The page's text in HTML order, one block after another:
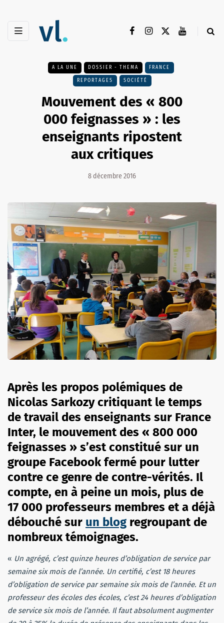
A LA UNE DOSSIER - THEMA FRANCE
REPORTAGES SOCIÉTÉ
Mouvement des « 800
000 feignasses » : les
enseignants ripostent
aux critiques
8 décembre 2016
Après les propos polémiques de
Nicolas Sarkozy critiquant le temps
de travail des enseignants sur France
Inter, le mouvement des « 800 000
feignasses » s’est constitué sur un
groupe Facebook fermé pour lutter
contre ce genre de contre-vérités. Il
compte, en à peine un mois, plus de
17 000 professeurs membres et a déjà
débouché sur un blog regroupant de
nombreux témoignages.
« Un agrégé, c’est quinze heures d’obligation de service par
semaine six mois de l’année. Un certifié, c’est 18 heures
d’obligation de service par semaine six mois de l’année. Et un
professeur des écoles des écoles, c’est 24 heures d’obligation
de service six mois de l’année. Il faut absolument augmenter